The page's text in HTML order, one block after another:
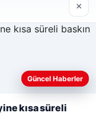
×
Güncel Haberler
kısa süreli